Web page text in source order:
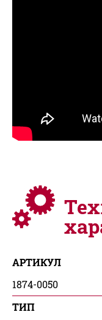
АРТИКУЛ
1874-0050
ТИП